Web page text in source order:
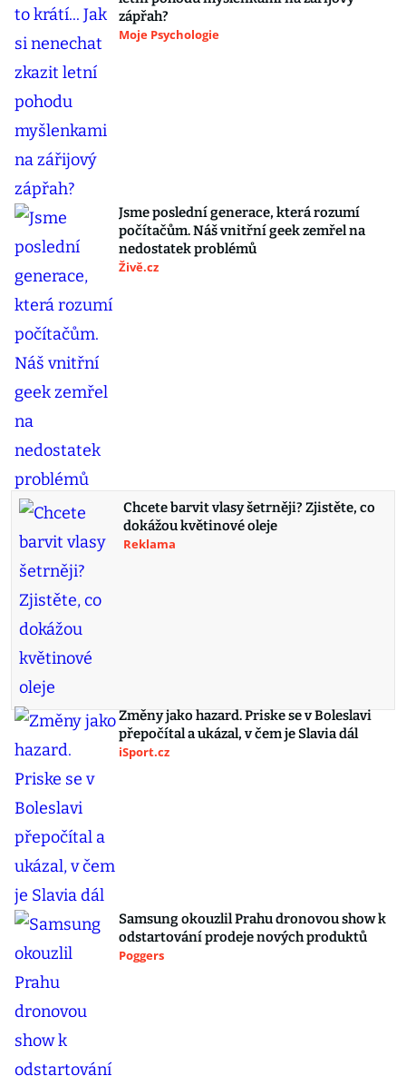
zápřah?
Moje Psychologie
Jsme poslední generace, která rozumí
počítačům. Náš vnitřní geek zemřel na
nedostatek problémů
Živě.cz
Chcete barvit vlasy šetrněji? Zjistěte, co
dokážou květinové oleje
Reklama
Změny jako hazard. Priske se v Boleslavi
přepočítal a ukázal, v čem je Slavia dál
iSport.cz
Samsung okouzlil Prahu dronovou show k
odstartování prodeje nových produktů
Poggers